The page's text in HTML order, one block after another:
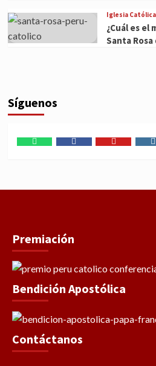
Iglesia Católica
¿Cuál es el
Santa Rosa
Síguenos
Premiación
Bendición Apostólica
Contáctanos